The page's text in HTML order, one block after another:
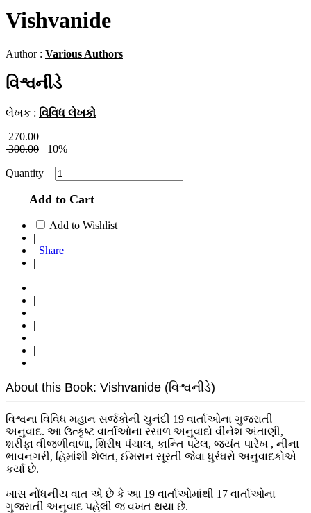
Vishvanide
Author : Various Authors
વિશ્વનીડે
લેખક : વિવિધ લેખકો
270.00
300.00
10%
Quantity
Add to Cart
Add to Wishlist
|
Share
|
|
|
|
About this Book: Vishvanide (વિશ્વનીડે)
વિશ્વના વિવિધ મહાન સર્જકોની ચુનંદી 19 વાર્તાઓના ગુજરાતી
અનુવાદ. આ ઉત્કૃષ્ટ વાર્તાઓના રસાળ અનુવાદો વીનેશ અંતાણી,
શરીફા વીજળીવાળા, શિરીષ પંચાલ, કાન્તિ પટેલ, જયંત પારેખ , નીના
ભાવનગરી, હિમાંશી શેલત, ઈમરાન સૂરતી જેવા ધુરંધરો અનુવાદકોએ
કર્યાં છે.
ખાસ નોંધનીય વાત એ છે કે આ 19 વાર્તાઓમાંથી 17 વાર્તાઓના
ગુજરાતી અનુવાદ પહેલી જ વખત થયા છે.